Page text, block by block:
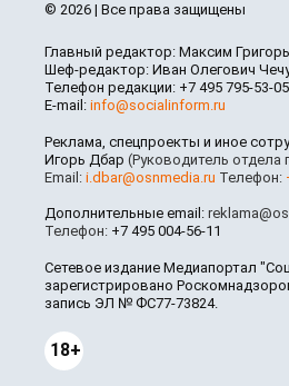
© 2026 | Все права защищены
Главный редактор: Максим
Шеф-редактор: Иван Олегович
Телефон редакции: +7 495 795-53-05
E-mail: info@socialinform.ru
Реклама, спецпроекты и иное
Игорь Дбар (Руководитель отдела
Email: i.dbar@osnmedia.ru Телефон:
Дополнительные email:
Телефон: +7 495 004-56-11
Сетевое издание Медиапортал
зарегистрировано
запись ЭЛ № ФС77-73824.
18+